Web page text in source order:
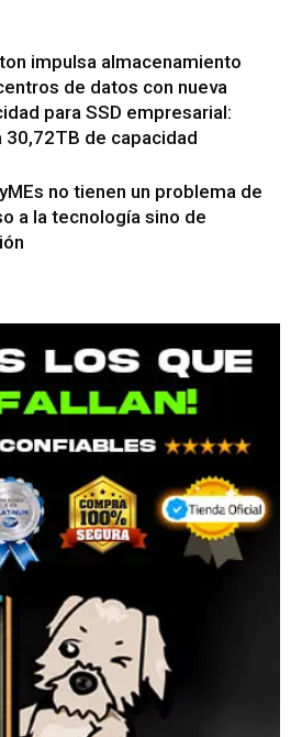
impulsa almacenamiento
de datos con nueva
para SSD empresarial:
30,72TB de capacidad
no tienen un problema de
a la tecnología sino de